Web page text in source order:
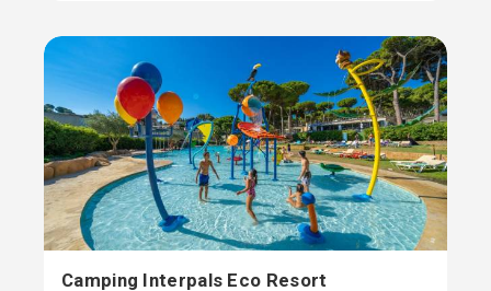
Camping Interpals Eco Resort